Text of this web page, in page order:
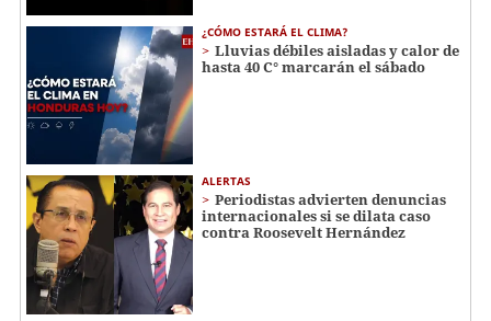
¿CÓMO ESTARÁ EL CLIMA?
Lluvias débiles aisladas y calor de
hasta 40 C° marcarán el sábado
ALERTAS
Periodistas advierten denuncias
internacionales si se dilata caso
contra Roosevelt Hernández